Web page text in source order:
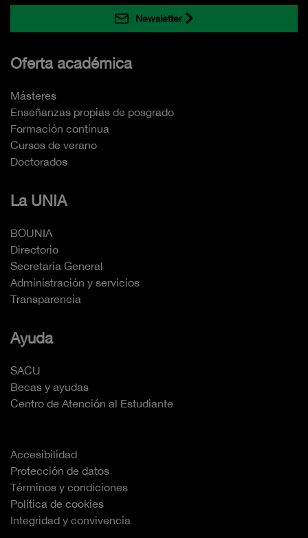
Newsletter
Oferta académica
Másteres
Enseñanzas propias de posgrado
Formación continua
Cursos de verano
Doctorados
La UNIA
BOUNIA
Directorio
Secretaría General
Administración y servicios
Transparencia
Ayuda
SACU
Becas y ayudas
Centro de Atención al Estudiante
Accesibilidad
Protección de datos
Términos y condiciones
Política de cookies
Integridad y convivencia